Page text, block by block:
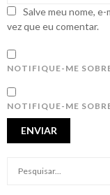
Salve meu nome,
vez que eu comentar.
NOTIFIQUE-ME
NOTIFIQUE-ME